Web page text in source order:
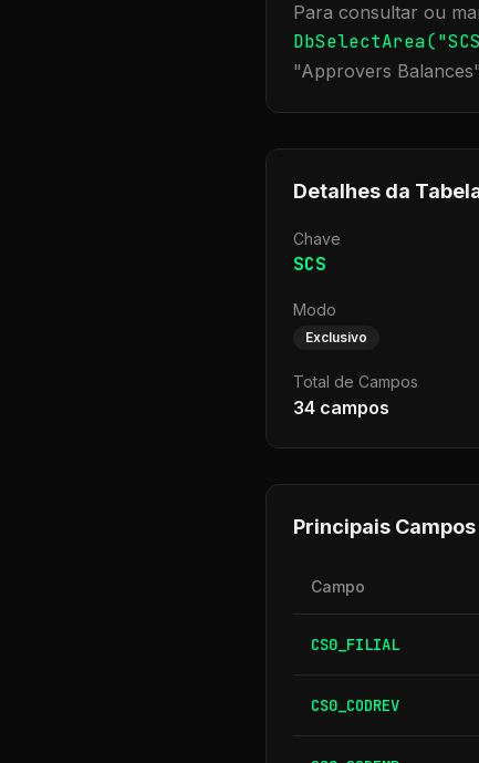
Para consultar ou
DbSelectArea("SCS
"Approvers Balances
Detalhes da
Chave
SCS
Modo
Exclusivo
Total de Campos
34 campos
Principais Campos
Campo
CS0_FILIAL
CS0_CODREV